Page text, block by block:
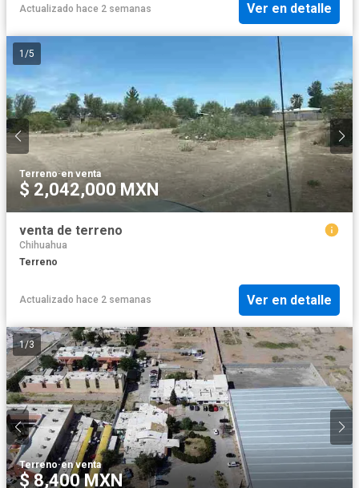
Actualizado hace 2 semanas Ver en detalle
1 /5
Terreno·en venta
$ 2,042,000 MXN
venta de terreno
Chihuahua
Terreno
Actualizado hace 2 semanas Ver en detalle
1/3
Terreno·en venta
$ 8,400 MXN